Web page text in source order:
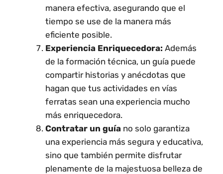
manera efectiva, asegurando que el
tiempo se use de la manera más
eficiente posible.
Experiencia Enriquecedora: Además
de la formación técnica, un guía puede
compartir historias y anécdotas que
hagan que tus actividades en vías
ferratas sean una experiencia mucho
más enriquecedora.
Contratar un guía no solo garantiza
una experiencia más segura y educativa,
sino que también permite disfrutar
plenamente de la majestuosa belleza de